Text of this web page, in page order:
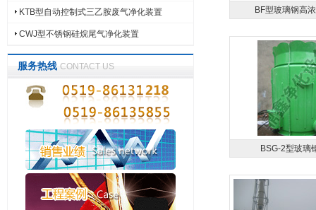
KTB型自动控制式三乙胺废气净化装置
CWJ型不锈钢硅烷尾气净化装置
服务热线 CONTACT US
BF型玻璃钢高
BSG-2型玻璃